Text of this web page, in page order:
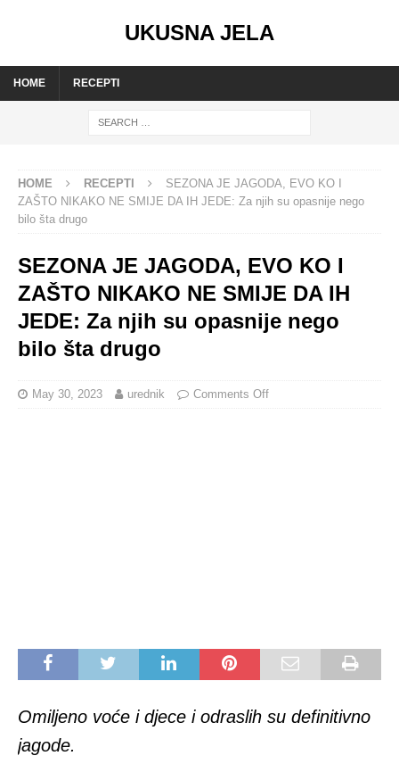
UKUSNA JELA
HOME RECEPTI
HOME RECEPTI
SEZONA JE JAGODA, EVO KO I
ZAŠTO NIKAKO NE SMIJE DA IH JEDE: Za njih su opasnije nego
bilo šta drugo
SEZONA JE JAGODA, EVO KO I
ZAŠTO NIKAKO NE SMIJE DA IH
JEDE: Za njih su opasnije nego
bilo šta drugo
May 30, 2023 urednik Comments Off
Omiljeno voće i djece i odraslih su definitivno
jagode.